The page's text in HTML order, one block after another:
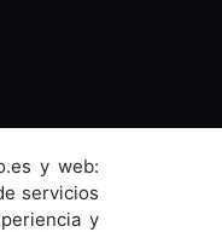
y web:
servicios
y